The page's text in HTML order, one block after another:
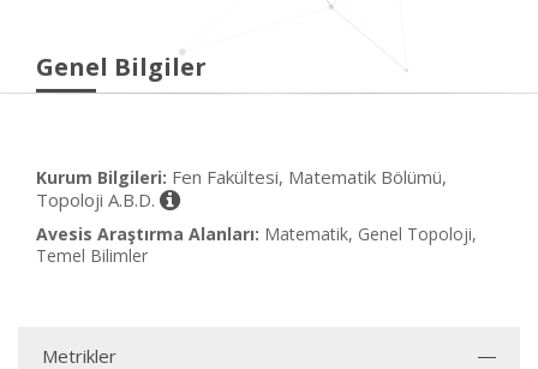
Genel Bilgiler
Kurum Bilgileri: Fen Fakültesi, Matematik Bölümü,
Topoloji A.B.D.
Avesis Araştırma Alanları: Matematik, Genel Topoloji,
Temel Bilimler
Metrikler